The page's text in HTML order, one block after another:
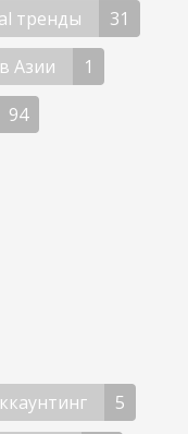
тренды
31
Азии
1
94
5